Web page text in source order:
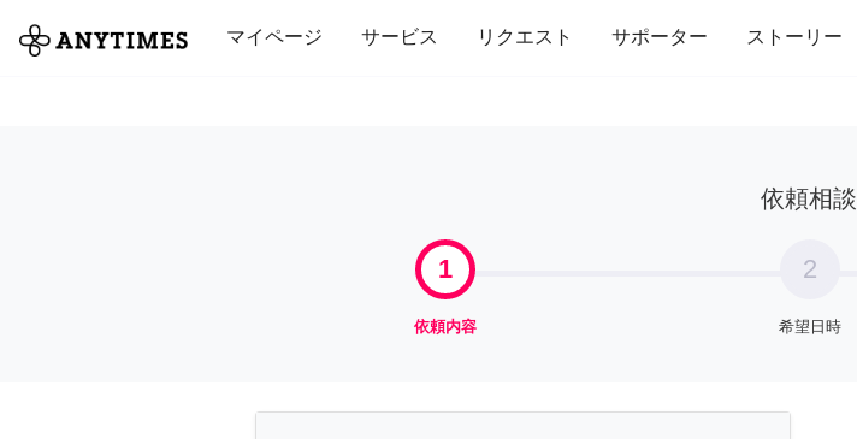
マイページ サービス リクエスト サポーター ストーリー
全て 修理・組立 家事 引っ越し インテリア 趣味・習い事
依頼相談
1
依頼内容
2
希望日時